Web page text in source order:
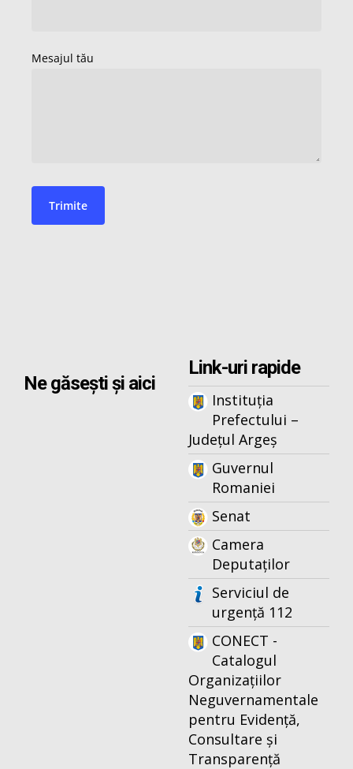
Ne găsești și aici
Link-uri rapide
Instituția
Prefectului –
Județul Argeș
Guvernul
Romaniei
Senat
Camera
Deputaților
Serviciul de
urgență 112
CONECT -
Catalogul
Organizațiilor
Neguvernamentale
pentru Evidență,
Consultare și
Transparență